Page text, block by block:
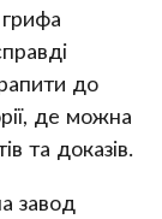
до
де можна
та доказів.
завод